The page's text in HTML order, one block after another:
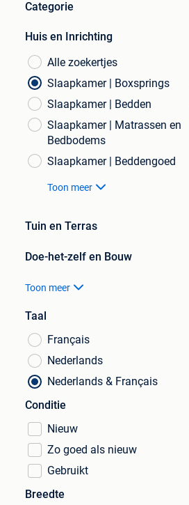
Categorie
Huis en Inrichting
Alle zoekertjes
Slaapkamer | Boxsprings
Slaapkamer | Bedden
Slaapkamer | Matrassen en
Bedbodems
Slaapkamer | Beddengoed
Toon meer
Tuin en Terras
Doe-het-zelf en Bouw
Toon meer
Taal
Français
Nederlands
Nederlands & Français
Conditie
Nieuw
Zo goed als nieuw
Gebruikt
Breedte